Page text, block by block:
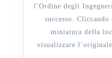
l’Ordine degli
successo.
miniatura della
visualizzare